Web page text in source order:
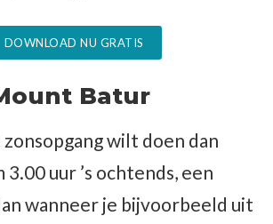
DOWNLOAD NU GRATIS
Batur
wilt doen dan
uur ’s ochtends, een
wanneer je bijvoorbeeld uit